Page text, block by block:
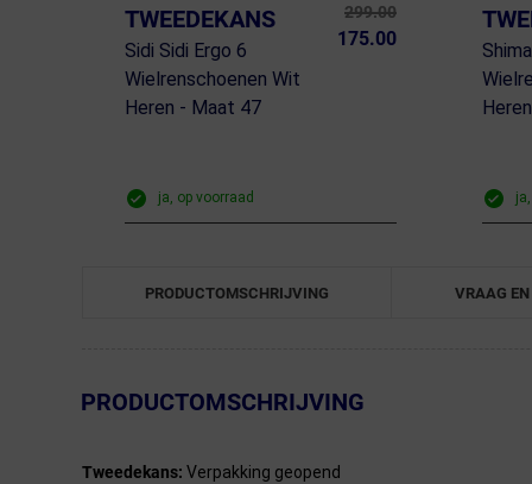
TWEEDEKANS
Sidi Sidi Ergo 6
Wielrenschoenen Wit
Heren - Maat 47
299.00
175.00
ja, op voorraad
PRODUCTOMSCHRIJVING VRAAG
← Terug naar productnavigatie
PRODUCTOMSCHRIJVING
Tweedekans: Verpakking geopend